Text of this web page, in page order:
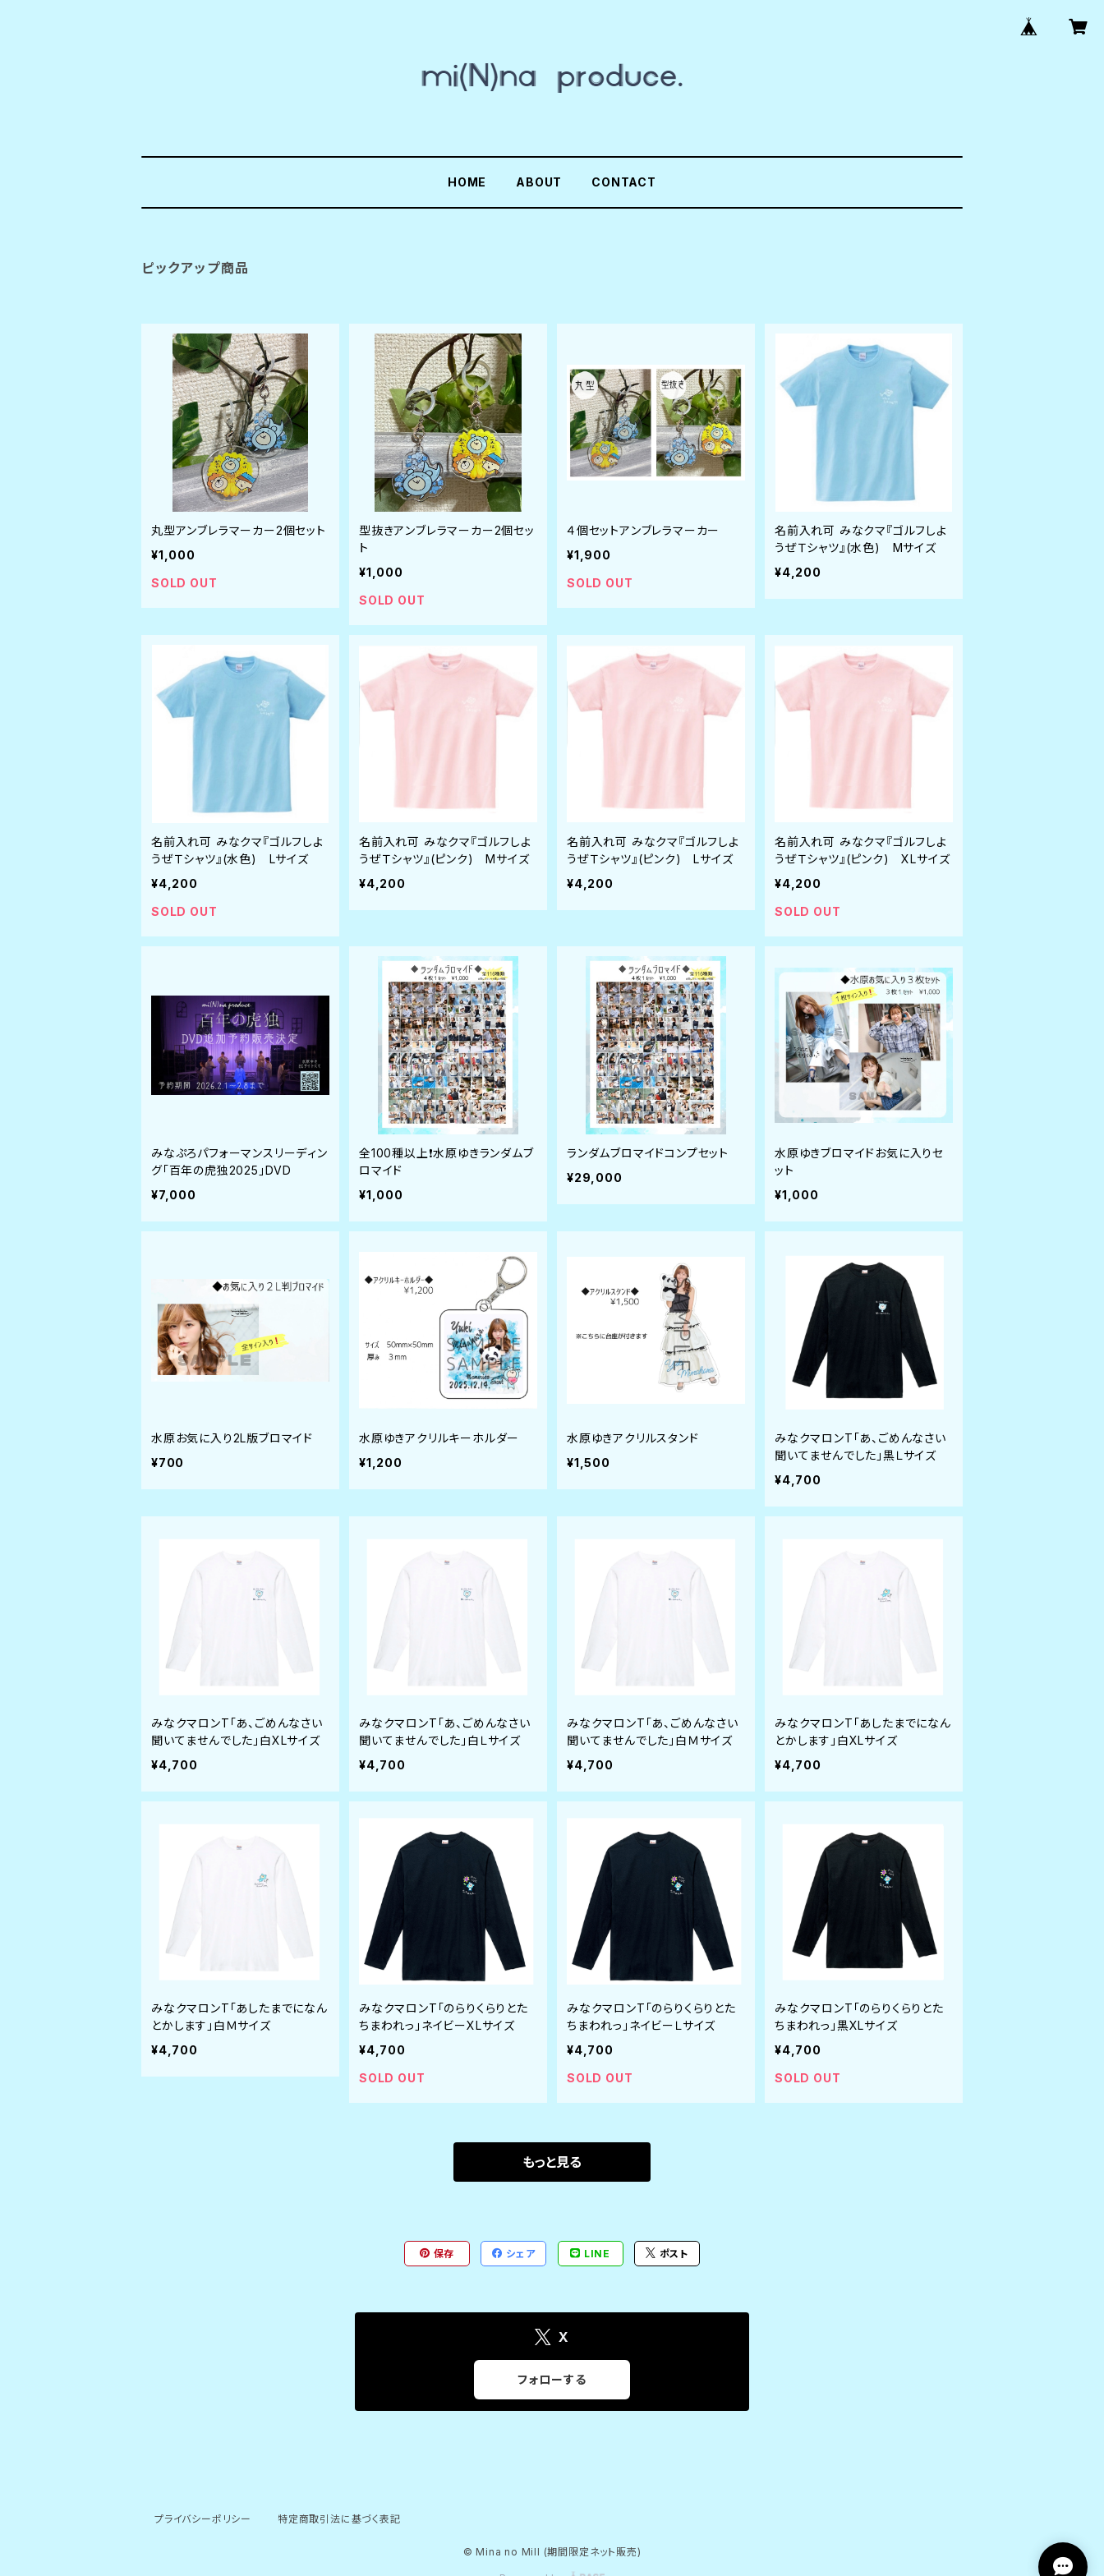
HOME ABOUT CONTACT
ピックアップ商品
丸型アンブレラマーカー2個セット
¥1,000
SOLD OUT
型抜きアンブレラマーカー2個セッ
ト
¥1,000
SOLD OUT
４個セットアンブレラマーカー
¥1,900
SOLD OUT
名前入れ可 みなクマ『ゴルフしよ
うぜＴシャツ』(水色) Mサイズ
¥4,200
名前入れ可 みなクマ『ゴルフしよ
うぜＴシャツ』(水色) Lサイズ
¥4,200
SOLD OUT
名前入れ可 みなクマ『ゴルフしよ
うぜＴシャツ』(ピンク) Mサイズ
¥4,200
名前入れ可 みなクマ『ゴルフしよ
うぜＴシャツ』(ピンク) Lサイズ
¥4,200
名前入れ可 みなクマ『ゴルフしよ
うぜＴシャツ』(ピンク) XLサイズ
¥4,200
SOLD OUT
みなぷろパフォーマンスリーディン
グ「百年の虎独2025」DVD
¥7,000
全100種以上❗️水原ゆきランダムブ
ロマイド
¥1,000
ランダムブロマイドコンプセット
¥29,000
水原ゆきブロマイドお気に入りセ
ット
¥1,000
水原お気に入り2L版ブロマイド
¥700
水原ゆきアクリルキーホルダー
¥1,200
水原ゆきアクリルスタンド
¥1,500
みなクマロンT「あ、ごめんなさい
聞いてませんでした」黒Ｌサイズ
¥4,700
みなクマロンT「あ、ごめんなさい
聞いてませんでした」白XLサイズ
¥4,700
みなクマロンT「あ、ごめんなさい
聞いてませんでした」白Ｌサイズ
¥4,700
みなクマロンT「あ、ごめんなさい
聞いてませんでした」白Ｍサイズ
¥4,700
みなクマロンT「あしたまでになん
とかします」白XLサイズ
¥4,700
みなクマロンT「あしたまでになん
とかします」白Ｍサイズ
¥4,700
みなクマロンT「のらりくらりとた
ちまわれっ」ネイビーXLサイズ
¥4,700
SOLD OUT
みなクマロンT「のらりくらりとた
ちまわれっ」ネイビーＬサイズ
¥4,700
SOLD OUT
みなクマロンT「のらりくらりとた
ちまわれっ」黒XLサイズ
¥4,700
SOLD OUT
もっと見る
保存 シェア LINE ポスト
X
フォローする
プライバシーポリシー 特定商取引法に基づく表記
© Mina no Mill (期間限定ネット販売)